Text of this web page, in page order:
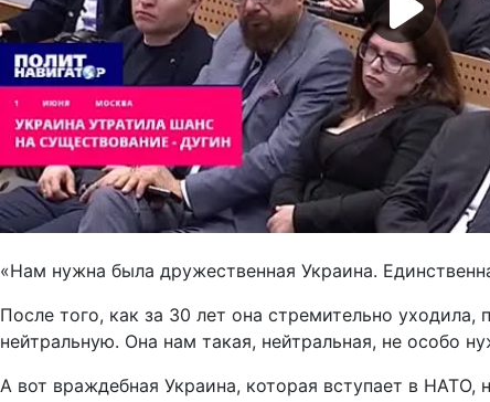
«Нам нужна была дружественная Украина.
После того, как за 30 лет она стремительно
нейтральную. Она нам такая, нейтральная, не особо
А вот враждебная Украина, которая вступает в